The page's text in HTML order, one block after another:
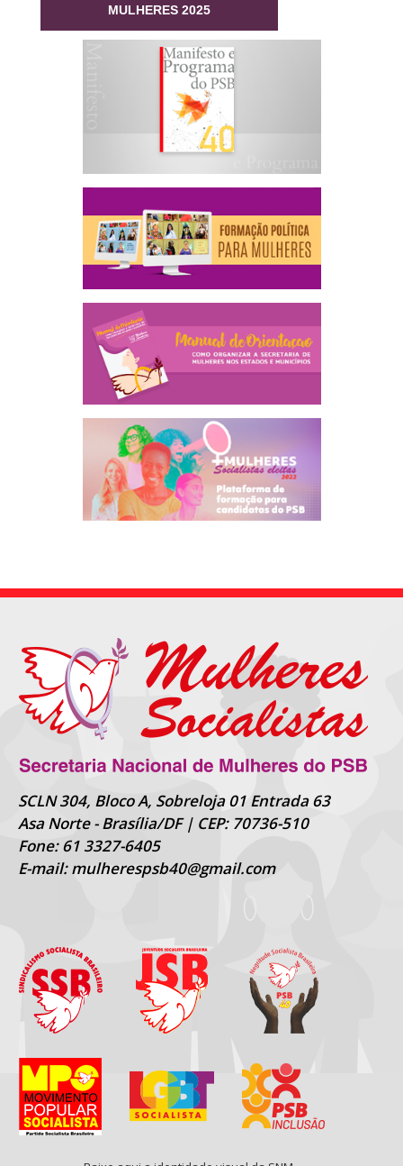
MULHERES 2025
SCLN 304, Bloco A, Sobreloja 01 Entrada 63
Asa Norte - Brasília/DF | CEP: 70736-510
Fone: 61 3327-6405
E-mail: mulherespsb40@gmail.com